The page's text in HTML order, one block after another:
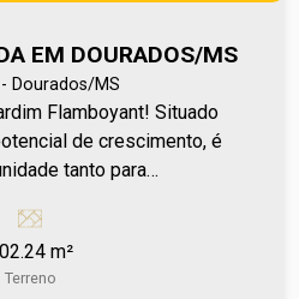
EM DOURADOS/MS
Dourados/MS
Flamboyant! Situado
de crescimento, é
tanto para
da área ao longo do
ao Córrego Paragem
diferentes
m²
Terreno